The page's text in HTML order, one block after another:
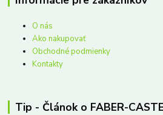
O nás
Ako nakupovať
Obchodné podmienky
Kontakty
Tip - Článok o FABER-